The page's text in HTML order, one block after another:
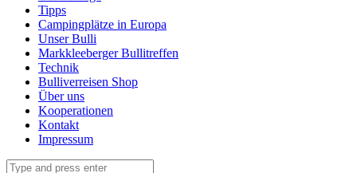
Reiseblog
BULLI
VERREISEN
von
Reiseblog
BULLI
VERREISEN
Tipps
Campingplätze in Europa
Unser Bulli
Markkleeberger Bullitreffen
Technik
Bulliverreisen Shop
Über uns
Kooperationen
Kontakt
Impressum
Search